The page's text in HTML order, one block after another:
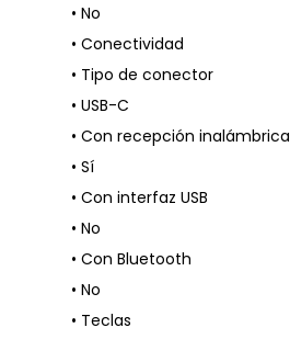
• No
• Conectividad
• Tipo de conector
• USB-C
• Con recepción inalámbrica
• Sí
• Con interfaz USB
• No
• Con Bluetooth
• No
• Teclas